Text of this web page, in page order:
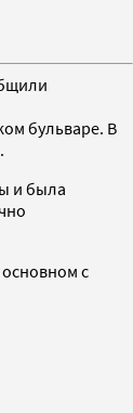
бульваре. В
и была
с